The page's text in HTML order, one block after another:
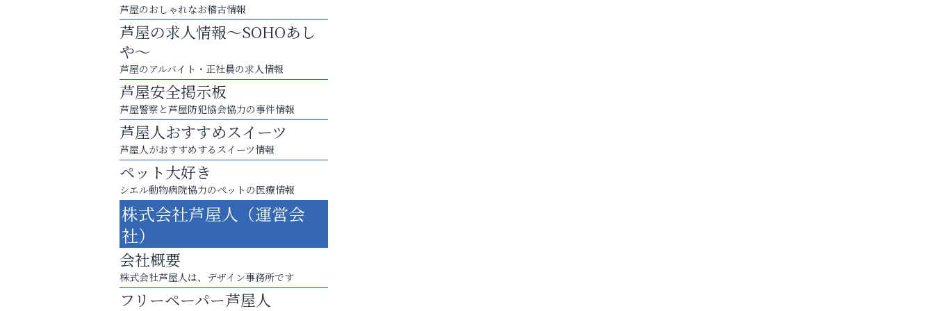
まずは話してみませんか？
「相続」無料相談会カフェ
芦屋人~あしやびと~
芦屋のおしゃれなお稽古情報
芦屋の求人情報～SOHOあし
や～
芦屋のアルバイト・正社員の求人情報
芦屋安全掲示板
芦屋警察と芦屋防犯協会協力の事件情報
芦屋人おすすめスイーツ
芦屋人がおすすめするスイーツ情報
ペット大好き
シエル動物病院協力のペットの医療情報
株式会社芦屋人（運営会
社）
会社概要
株式会社芦屋人は、デザイン事務所です
フリーペーパー芦屋人